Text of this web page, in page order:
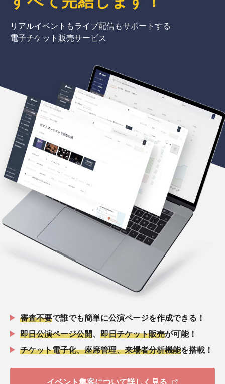
リアルイベントもライブ配信もサポートする
電子チケット販売サービス
審査不要で誰でも簡単に公演ページを作成できる！
即日公演ページ公開、 即日チケット販売が可能！
チケット電子化、座席管理、来場者分析機能を搭載！
イベント集客について詳しく見る